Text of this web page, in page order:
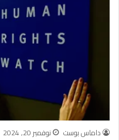
داماس بوست نوفمبر 20, 2024